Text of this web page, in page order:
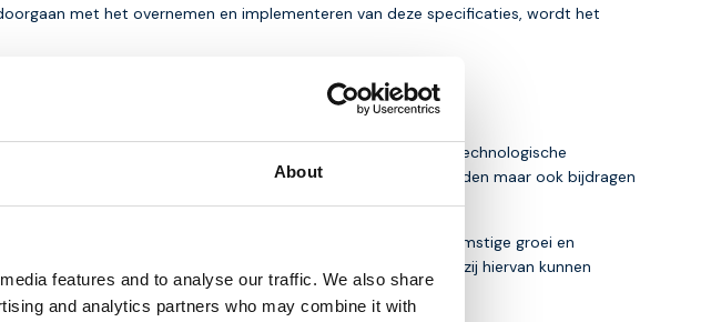
About
features and to analyse our traffic. We also share
and analytics partners who may combine it with
met het overnemen en implementeren van deze specificaties, wordt het
oplossingen mogelijk die voorheen beperkt waren door technologische
waarbij ze niet alleen de benodigde infrastructuur bieden maar ook bijdragen
eSIM-technologie zich als een katalysator voor toekomstige groei en
voortdurend over de mogelijkheden van SGP.32 en hoe zij hiervan kunnen